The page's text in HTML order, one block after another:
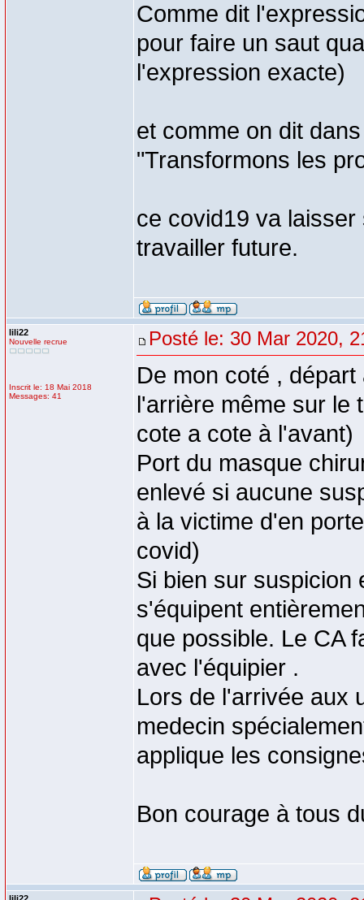
Comme dit
pour faire un saut
l'expression exacte)
et comme on dit
"Transformons les
ce covid19 va
travailler future.
lili22
Nouvelle recrue
Inscrit le: 18 Mai 2018
Messages: 41
Posté le: 30 Mar 2020,
De mon coté ,
l'arrière même sur le
cote a cote à l'avant)
Port du masque
enlevé si aucune
à la victime d'en
covid)
Si bien sur suspicion
s'équipent
que possible. Le CA
avec l'équipier .
Lors de l'arrivée aux
medecin
applique les
Bon courage à tous